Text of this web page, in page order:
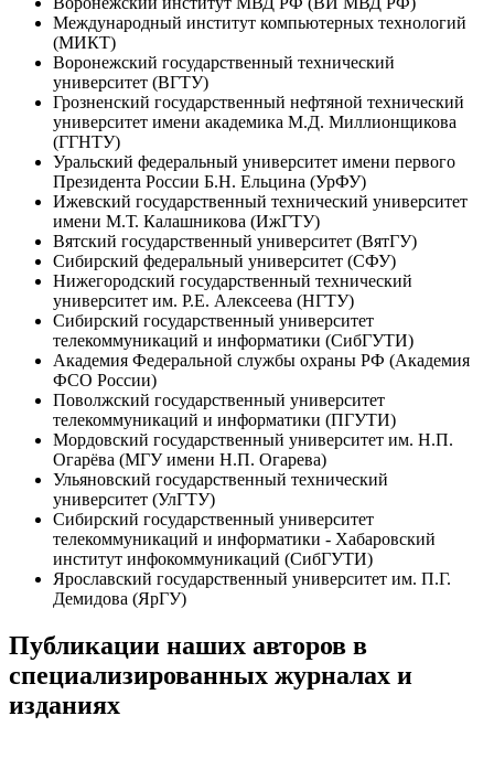
Международный институт компьютерных технологий
(МИКТ)
Воронежский государственный технический
университет (ВГТУ)
Грозненский государственный нефтяной технический
университет имени академика М.Д. Миллионщикова
(ГГНТУ)
Уральский федеральный университет имени первого
Президента России Б.Н. Ельцина (УрФУ)
Ижевский государственный технический университет
имени М.Т. Калашникова (ИжГТУ)
Вятский государственный университет (ВятГУ)
Сибирский федеральный университет (СФУ)
Нижегородский государственный технический
университет им. Р.Е. Алексеева (НГТУ)
Сибирский государственный университет
телекоммуникаций и информатики (СибГУТИ)
Академия Федеральной службы охраны РФ (Академия
ФСО России)
Поволжский государственный университет
телекоммуникаций и информатики (ПГУТИ)
Мордовский государственный университет им. Н.П.
Огарёва (МГУ имени Н.П. Огарева)
Ульяновский государственный технический
университет (УлГТУ)
Сибирский государственный университет
телекоммуникаций и информатики - Хабаровский
институт инфокоммуникаций (СибГУТИ)
Ярославский государственный университет им. П.Г.
Демидова (ЯрГУ)
Публикации наших авторов в
специализированных журналах и
изданиях